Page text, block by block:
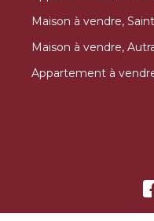
Maison à vendre,
Maison à vendre,
Appartement à